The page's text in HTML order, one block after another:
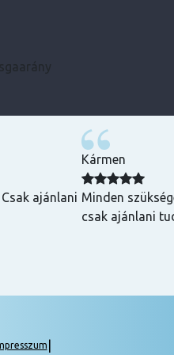
ajánlani
Kármen
Minden
csak ajánlani